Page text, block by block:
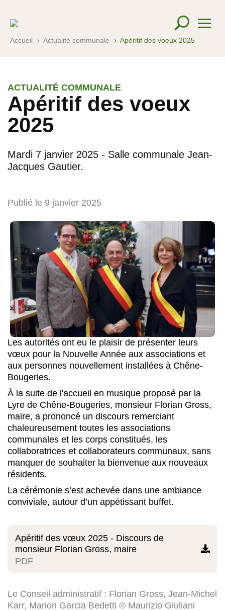
Accueil 5 Actualité communale 5 Apéritif des voeux 2025
ACTUALITÉ COMMUNALE
Apéritif des voeux
2025
Mardi 7 janvier 2025 - Salle communale Jean-
Jacques Gautier.
Publié le 9 janvier 2025
Les autorités ont eu le plaisir de présenter leurs
vœux pour la Nouvelle Année aux associations et
aux personnes nouvellement installées à Chêne-
Bougeries.
À la suite de l'accueil en musique proposé par la
Lyre de Chêne-Bougeries, monsieur Florian Gross,
maire, a prononcé un discours remerciant
chaleureusement toutes les associations
communales et les corps constitués, les
collaboratrices et collaborateurs communaux, sans
manquer de souhaiter la bienvenue aux nouveaux
résidents.
La cérémonie s’est achevée dans une ambiance
conviviale, autour d’un appétissant buffet.

Apéritif des vœux 2025 - Discours de
monsieur Florian Gross, maire
PDF
Le Conseil administratif : Florian Gross, Jean-Michel
Karr, Marion Garcia Bedetti © Maurizio Giuliani